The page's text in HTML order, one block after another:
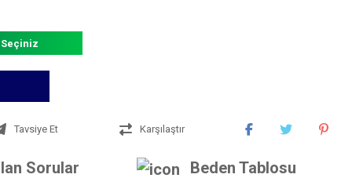
Seçiniz
Tavsiye Et Karşılaştır
Sorular Beden Tablosu